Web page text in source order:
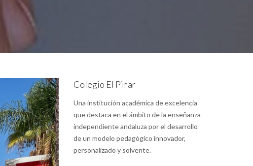
Colegio El Pinar
Una institución académica de excelencia
que destaca en el ámbito de la enseñanza
independiente andaluza por el desarrollo
de un modelo pedagógico innovador,
personalizado y solvente.